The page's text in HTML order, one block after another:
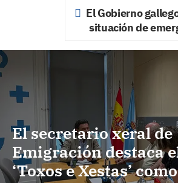
El Gobierno
situación de
El secretario xeral de
Emigración destaca
‘Toxos e Xestas’ como